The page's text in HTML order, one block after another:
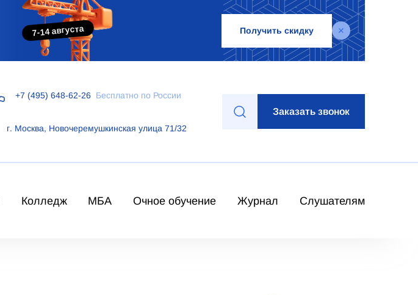
7-14 августа Получить скидку
+7 (495) 648-62-26 Бесплатно по России
г. Москва, Новочеремушкинская улица 71/32
Заказать звонок
Колледж МБА Очное обучение Журнал Слушателям